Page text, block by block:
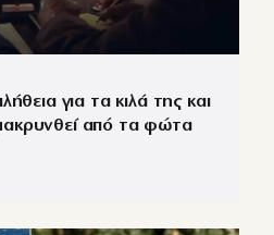
για τα κιλά της και
από τα φώτα